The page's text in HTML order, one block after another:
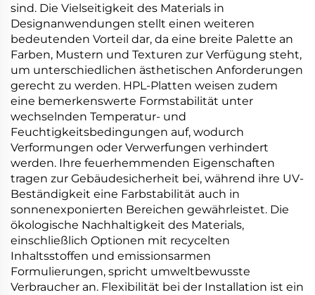
sind. Die Vielseitigkeit des Materials in
Designanwendungen stellt einen weiteren
bedeutenden Vorteil dar, da eine breite Palette an
Farben, Mustern und Texturen zur Verfügung steht,
um unterschiedlichen ästhetischen Anforderungen
gerecht zu werden. HPL-Platten weisen zudem
eine bemerkenswerte Formstabilität unter
wechselnden Temperatur- und
Feuchtigkeitsbedingungen auf, wodurch
Verformungen oder Verwerfungen verhindert
werden. Ihre feuerhemmenden Eigenschaften
tragen zur Gebäudesicherheit bei, während ihre UV-
Beständigkeit eine Farbstabilität auch in
sonnenexponierten Bereichen gewährleistet. Die
ökologische Nachhaltigkeit des Materials,
einschließlich Optionen mit recycelten
Inhaltsstoffen und emissionsarmen
Formulierungen, spricht umweltbewusste
Verbraucher an. Flexibilität bei der Installation ist ein